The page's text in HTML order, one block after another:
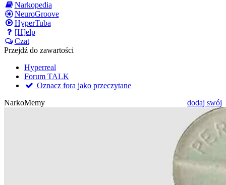
Narkopedia
NeuroGroove
HyperTuba
[H]elp
Czat
Przejdź do zawartości
Hyperreal
Forum TALK
Oznacz fora jako przeczytane
NarkoMemy
dodaj swój